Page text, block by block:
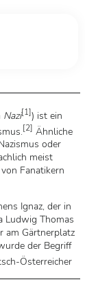
Nazi[1]) ist ein
[2] Ähnliche
oder
meist
Fanatikern
Ignaz, der in
Ludwig Thomas
am Gärtnerplatz
der Begriff
Österreicher